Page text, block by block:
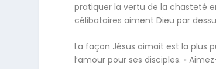
pratiquer la vertu de la chasteté
célibataires aiment Dieu par
La façon Jésus aimait est la plus
l’amour pour ses disciples. «